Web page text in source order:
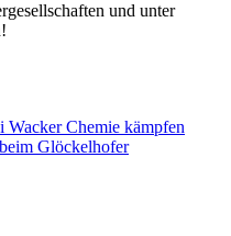
und unter
Wacker Chemie kämpfen
Glöckelhofer